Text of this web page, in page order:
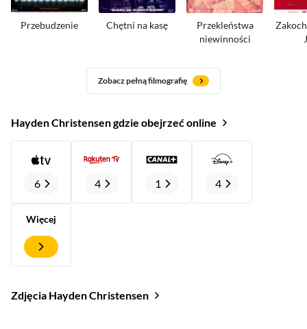
Przebudzenie Chętni na kasę
Przekleństwa
niewinności
Zobacz pełną filmografię
Hayden Christensen gdzie obejrzeć online
6 4 1 4
Więcej
Zdjęcia Hayden Christensen